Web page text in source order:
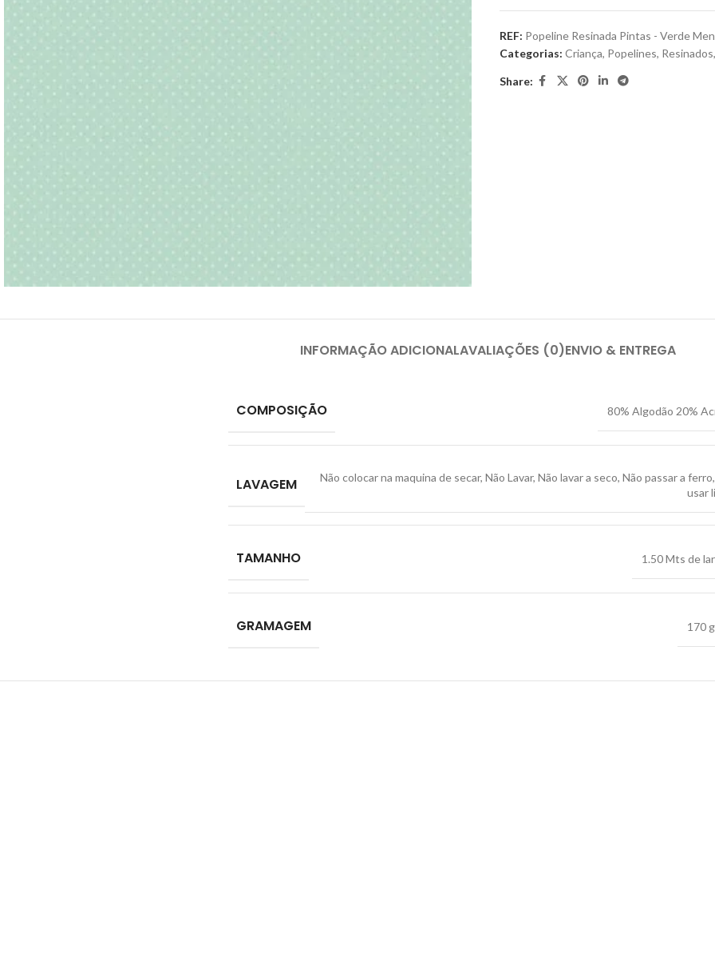
REF: Popeline Resinada Pintas - Verde
Categorias: Criança, Popelines, Resinados,
Share:
INFORMAÇÃO ADICIONALAVALIAÇÕES (0)ENVIO & ENTREGA
COMPOSIÇÃO 80% Algodão 20%
LAVAGEM Não colocar na maquina de secar, Não Lavar, Não lavar a seco, Não passar a ferro
usar
TAMANHO 1.50 Mts de
GRAMAGEM 170